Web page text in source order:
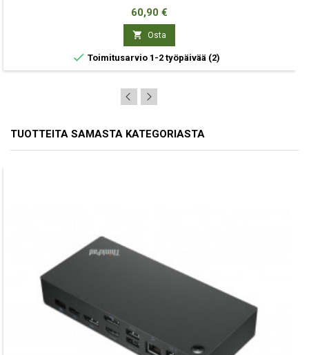
Hinta
60,90 €
 Osta
 Toimitusarvio 1-2 työpäivää (2)
TUOTTEITA SAMASTA KATEGORIASTA